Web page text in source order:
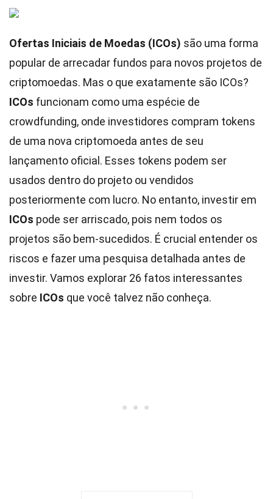
Ofertas Iniciais de Moedas (ICOs) são uma forma
popular de arrecadar fundos para novos projetos de
criptomoedas. Mas o que exatamente são ICOs?
ICOs funcionam como uma espécie de
crowdfunding, onde investidores compram tokens
de uma nova criptomoeda antes de seu
lançamento oficial. Esses tokens podem ser
usados dentro do projeto ou vendidos
posteriormente com lucro. No entanto, investir em
ICOs pode ser arriscado, pois nem todos os
projetos são bem-sucedidos. É crucial entender os
riscos e fazer uma pesquisa detalhada antes de
investir. Vamos explorar 26 fatos interessantes
sobre ICOs que você talvez não conheça.